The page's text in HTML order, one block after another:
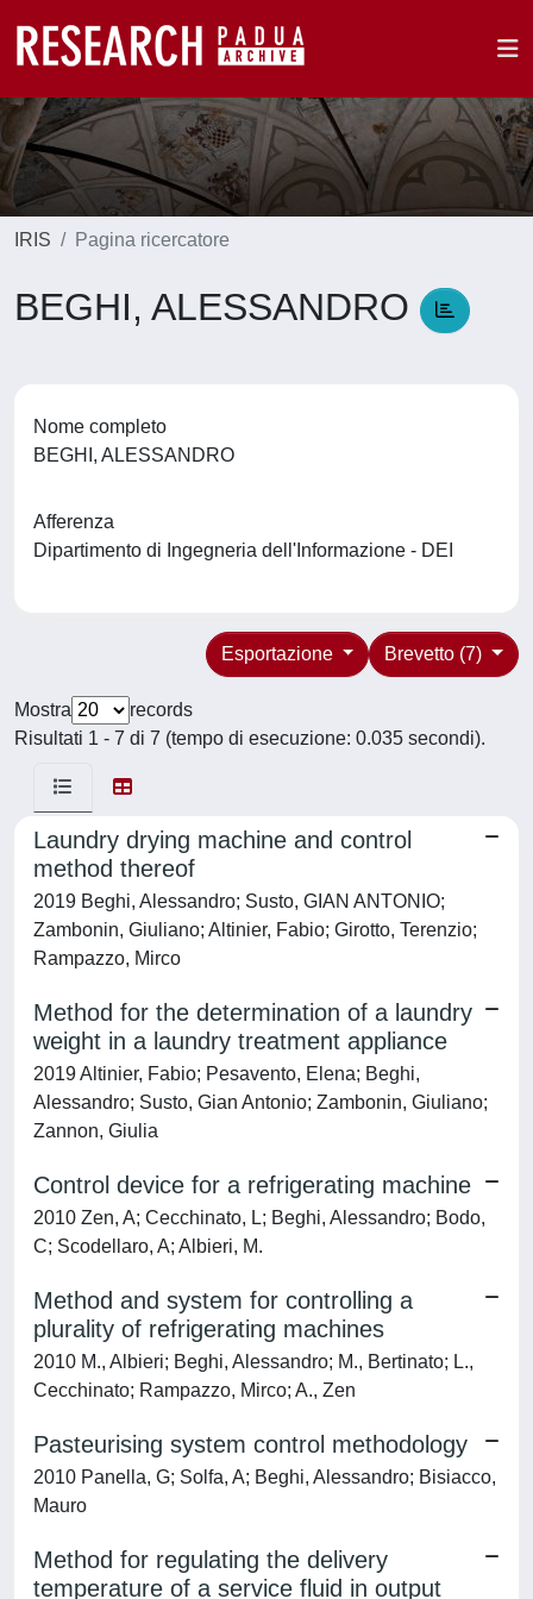
IRIS Pagina ricercatore
BEGHI, ALESSANDRO
Nome completo
BEGHI, ALESSANDRO
Afferenza
Dipartimento di Ingegneria dell'Informazione - DEI
Brevetto (7)
Esportazione
Mostra
records
Risultati 1 - 7 di 7 (tempo di esecuzione: 0.035 secondi).
Laundry drying machine and control
method thereof
2019 Beghi, Alessandro; Susto, GIAN ANTONIO;
Zambonin, Giuliano; Altinier, Fabio; Girotto, Terenzio;
Rampazzo, Mirco
Method for the determination of a laundry
weight in a laundry treatment appliance
2019 Altinier, Fabio; Pesavento, Elena; Beghi,
Alessandro; Susto, Gian Antonio; Zambonin, Giuliano;
Zannon, Giulia
Control device for a refrigerating machine
2010 Zen, A; Cecchinato, L; Beghi, Alessandro; Bodo,
C; Scodellaro, A; Albieri, M.
Method and system for controlling a
plurality of refrigerating machines
2010 M., Albieri; Beghi, Alessandro; M., Bertinato; L.,
Cecchinato; Rampazzo, Mirco; A., Zen
Pasteurising system control methodology
2010 Panella, G; Solfa, A; Beghi, Alessandro; Bisiacco,
Mauro
Method for regulating the delivery
temperature of a service fluid in output